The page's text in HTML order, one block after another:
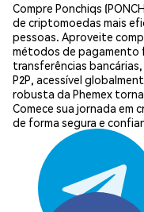
Compre Ponchiqs
de criptomoedas mais
pessoas. Aproveite
métodos de pagamento
transferências
P2P, acessível
robusta da Phemex
Comece sua jornada em
de forma segura e